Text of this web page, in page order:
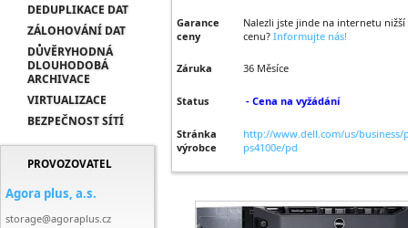
DEDUPLIKACE DAT
ZÁLOHOVÁNÍ DAT
DŮVĚRYHODNÁ
DLOUHODOBÁ
ARCHIVACE
VIRTUALIZACE
BEZPEČNOST SÍTÍ
PROVOZOVATEL
Agora plus, a.s.
storage@agoraplus.cz
Garance
ceny
Nalezli jste jinde na internetu nižší
cenu? Informujte nás!
Záruka 36 Měsíce
Status - Cena na vyžádání
Stránka
výrobce
http://www.dell.com/us/business/
ps4100e/pd